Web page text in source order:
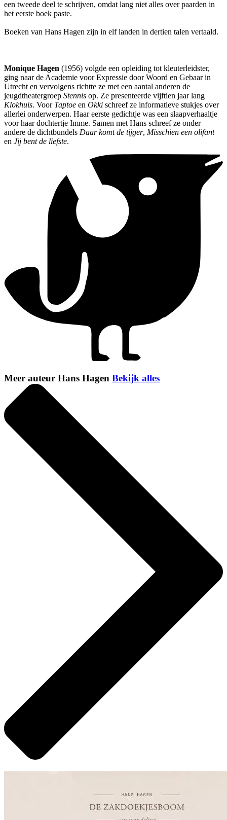
een tweede deel te schrijven, omdat lang niet alles over paarden in
het eerste boek paste.
Boeken van Hans Hagen zijn in elf landen in dertien talen vertaald.
Monique Hagen (1956) volgde een opleiding tot kleuterleidster,
ging naar de Academie voor Expressie door Woord en Gebaar in
Utrecht en vervolgens richtte ze met een aantal anderen de
jeugdtheatergroep Stennis op. Ze presenteerde vijftien jaar lang
Klokhuis. Voor Taptoe en Okki schreef ze informatieve stukjes over
allerlei onderwerpen. Haar eerste gedichtje was een slaapverhaaltje
voor haar dochtertje Imme. Samen met Hans schreef ze onder
andere de dichtbundels Daar komt de tijger, Misschien een olifant
en Jij bent de liefste.
Meer auteur Hans Hagen Bekijk alles